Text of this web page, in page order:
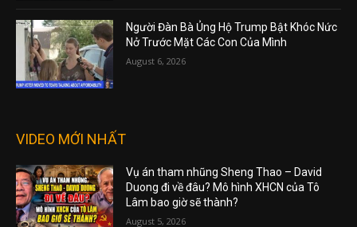
Người Đàn Bà Ủng Hộ Trump Bật Khóc Nức
Nở Trước Mặt Các Con Của Mình
August 6, 2026
VIDEO MỚI NHẤT
Vụ án tham nhũng Sheng Thao – David
Duong đi về đâu? Mô hình XHCN của Tô
Lâm bao giờ sẽ thành?
August 5, 2026